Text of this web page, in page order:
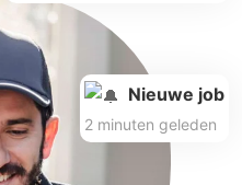
Nieuwe job
2 minuten geleden